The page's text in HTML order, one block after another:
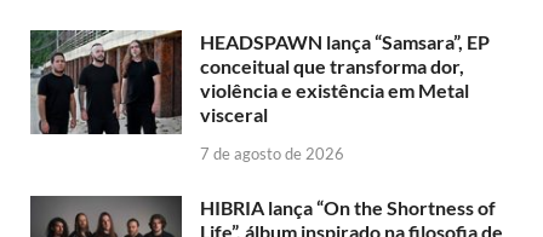
HEADSPAWN lança “Samsara”, EP
conceitual que transforma dor,
violência e existência em Metal
visceral
7 de agosto de 2026
HIBRIA lança “On the Shortness of
Life”, álbum inspirado na filosofia de